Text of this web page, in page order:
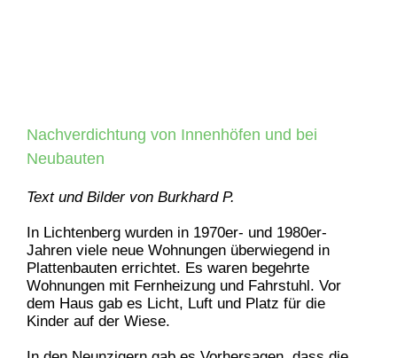
Nachverdichtung von Innenhöfen und bei
Neubauten
Text und Bilder von Burkhard P.
In Lichtenberg wurden in 1970er- und 1980er-
Jahren viele neue Wohnungen überwiegend in
Plattenbauten errichtet. Es waren begehrte
Wohnungen mit Fernheizung und Fahrstuhl. Vor
dem Haus gab es Licht, Luft und Platz für die
Kinder auf der Wiese.